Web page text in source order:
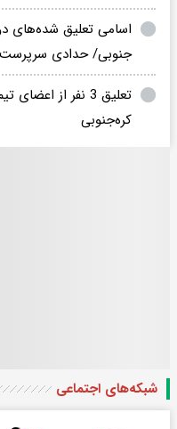
اسامی تعلیق شده‌های
جنوبی/ حدادی سرپرست
تعلیق 3 نفر از
کره‌جنوبی
شبکه‌های اجتماعی